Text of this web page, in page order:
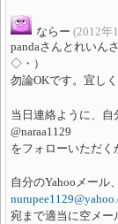
ならー (2012年
pandaさんとれいん
◇・）
勿論OKです。宜し
当日連絡ように、自
@naraa1129
をフォローいただく
自分のYahooメール、
宛まで適当に空メー